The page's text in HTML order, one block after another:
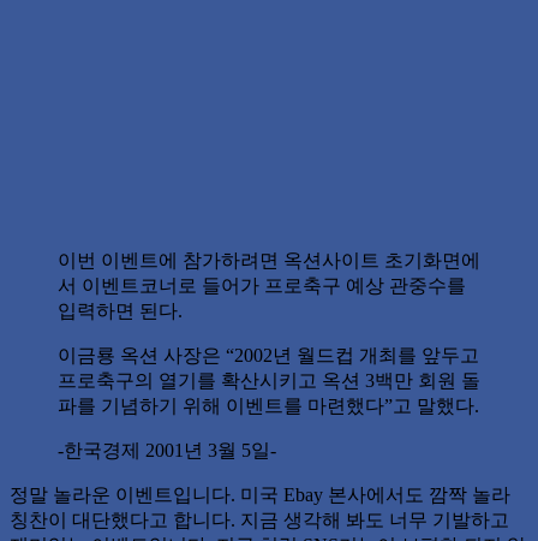
이번 이벤트에 참가하려면 옥션사이트 초기화면에
서 이벤트코너로 들어가 프로축구 예상 관중수를
입력하면 된다.
이금룡 옥션 사장은 “2002년 월드컵 개최를 앞두고
프로축구의 열기를 확산시키고 옥션 3백만 회원 돌
파를 기념하기 위해 이벤트를 마련했다”고 말했다.
-한국경제 2001년 3월 5일-
정말 놀라운 이벤트입니다. 미국 Ebay 본사에서도 깜짝 놀라
칭찬이 대단했다고 합니다. 지금 생각해 봐도 너무 기발하고